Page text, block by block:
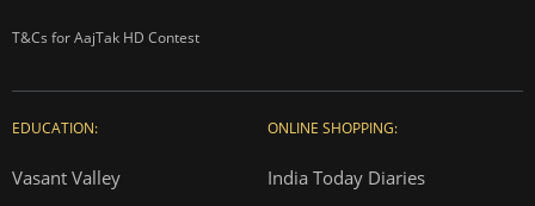
T&Cs for AajTak HD Contest
EDUCATION:
Vasant Valley
ONLINE SHOPPING:
India Today Diaries